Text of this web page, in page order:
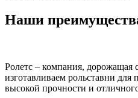
Наши
Ролетс – компания,
изготавливаем рольставни для
высокой прочности и